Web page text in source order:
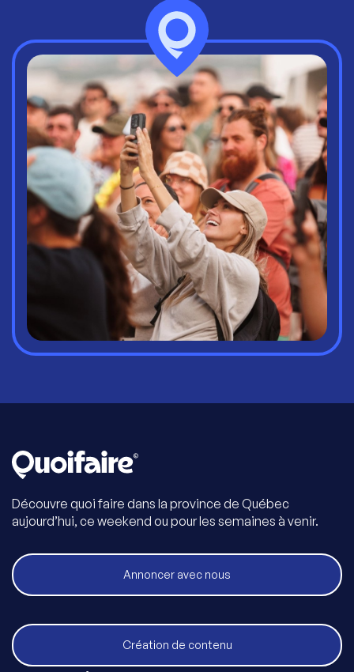
Découvre quoi faire dans la province de Québec
aujourd’hui, ce weekend ou pour les semaines à venir.
Annoncer avec nous
Création de contenu